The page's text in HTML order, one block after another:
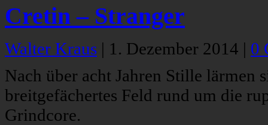
Cretin – Stranger
Walter Kraus | 1. Dezember 2014 | 0
Nach über acht Jahren Stille lärmen
breitgefächertes Feld rund um die
Grindcore.